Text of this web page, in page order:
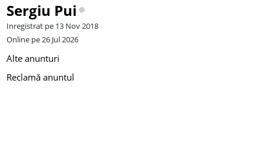
Sergiu Pui
Inregistrat pe 13 Nov 2018
Online pe 26 Jul 2026
Alte anunturi
Reclamă anuntul